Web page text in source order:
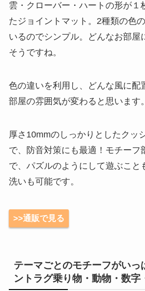
雲・クローバー・ハートの形が１
たジョイントマット。2種類の色
いるのでシンプル。どんなお部屋
そうですね。
色の違いを利用し、どんな風に配
部屋の雰囲気が変わると思います。
厚さ10mmのしっかりとしたクッ
で、防音対策にも最適！モチーフ
で、パズルのようにして遊ぶこと
洗いも可能です。
>>通販で見る
テーマごとのモチーフがいっ
ントラグ乗り物・動物・数字